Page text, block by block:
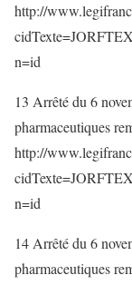
http://
n=id
13 Arrêté du 6
pharmaceutiques
http://
n=id
14 Arrêté du 6
pharmaceutiques